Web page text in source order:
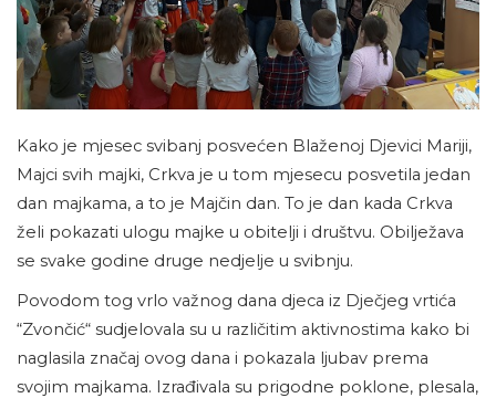
Kako je mjesec svibanj posvećen Blaženoj Djevici Mariji,
Majci svih majki, Crkva je u tom mjesecu posvetila jedan
dan majkama, a to je Majčin dan. To je dan kada Crkva
želi pokazati ulogu majke u obitelji i društvu. Obilježava
se svake godine druge nedjelje u svibnju.
Povodom tog vrlo važnog dana djeca iz Dječjeg vrtića
“Zvončić“ sudjelovala su u različitim aktivnostima kako bi
naglasila značaj ovog dana i pokazala ljubav prema
svojim majkama. Izrađivala su prigodne poklone, plesala,